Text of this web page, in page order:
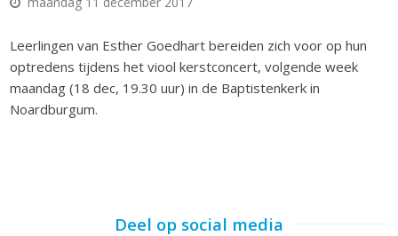
Leerlingen van Esther Goedhart bereiden zich voor op hun
optredens tijdens het viool kerstconcert, volgende week
maandag (18 dec, 19.30 uur) in de Baptistenkerk in
Noardburgum.
Deel op social media